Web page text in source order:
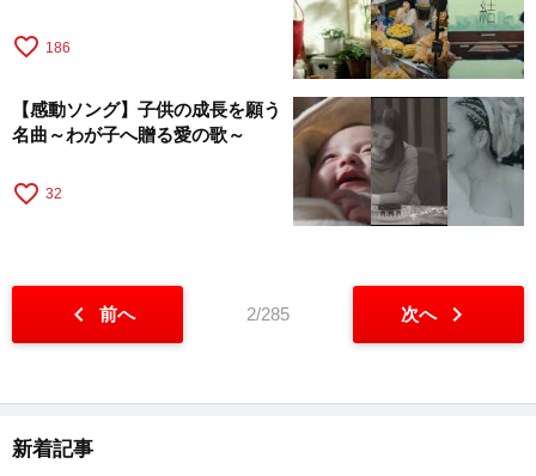
favorite_border 186
【感動ソング】子供の成長を願う
名曲～わが子へ贈る愛の歌～
favorite_border 32
chevron_left 前へ 2/285 次へ chevron_right
新着記事